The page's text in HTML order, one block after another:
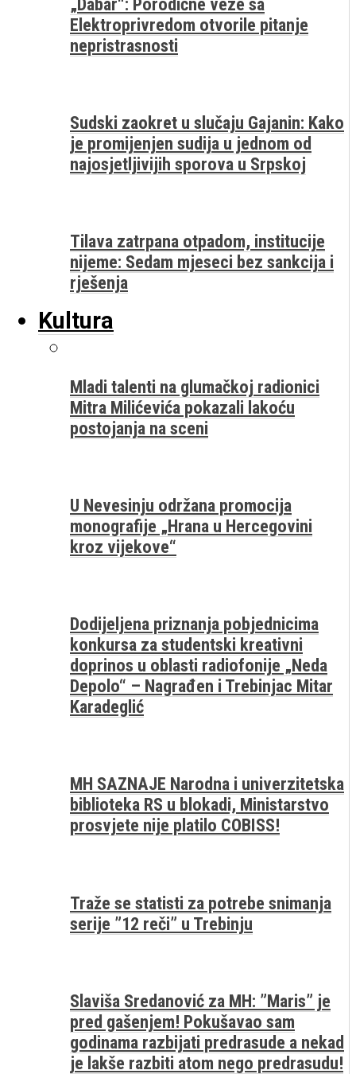
Elektroprivredom otvorile pitanje
nepristrasnosti
Sudski zaokret u slučaju Gajanin: Kako
je promijenjen sudija u jednom od
najosjetljivijih sporova u Srpskoj
Tilava zatrpana otpadom, institucije
nijeme: Sedam mjeseci bez sankcija i
rješenja
Kultura
Mladi talenti na glumačkoj radionici
Mitra Milićevića pokazali lakoću
postojanja na sceni
U Nevesinju održana promocija
monografije „Hrana u Hercegovini
kroz vijekove“
Dodijeljena priznanja pobjednicima
konkursa za studentski kreativni
doprinos u oblasti radiofonije „Neda
Depolo“ – Nagrađen i Trebinjac Mitar
Karadeglić
MH SAZNAJE Narodna i univerzitetska
biblioteka RS u blokadi, Ministarstvo
prosvjete nije platilo COBISS!
Traže se statisti za potrebe snimanja
serije ”12 reči” u Trebinju
Slaviša Sredanović za MH: ”Maris” je
pred gašenjem! Pokušavao sam
godinama razbijati predrasude a nekad
je lakše razbiti atom nego predrasudu!